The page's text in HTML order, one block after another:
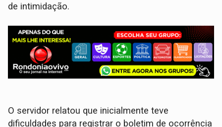
de intimidação.
O servidor relatou que inicialmente teve
dificuldades para registrar o boletim de ocorrência